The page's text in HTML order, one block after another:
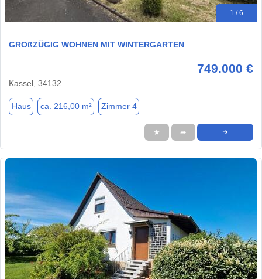
1 / 6
GROßZÜGIG WOHNEN MIT WINTERGARTEN
749.000 €
Kassel, 34132
Haus ca. 216,00 m² Zimmer 4
★ ➦ ➜